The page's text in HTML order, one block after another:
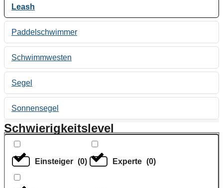
Leash
Paddelschwimmer
Schwimmwesten
Segel
Sonnensegel
Schwierigkeitslevel
Einsteiger (0) Experte (0)